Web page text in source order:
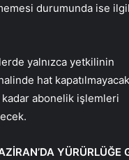
durumunda ise
yalnızca yetkilinin
hat
kadar abonelik işlemleri
YÜRÜRLÜĞE